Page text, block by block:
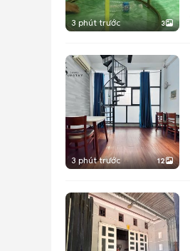
3 phút trước 3
3 phút trước 12